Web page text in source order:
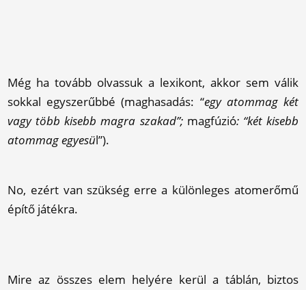
Még ha tovább olvassuk a lexikont, akkor sem válik
sokkal egyszerűbbé (maghasadás: “egy atommag két
vagy több kisebb magra szakad”; magfúzió: “két kisebb
atommag egyesül”).
No, ezért van szükség erre a különleges atomerőmű
építő játékra.
Mire az összes elem helyére kerül a táblán, biztos